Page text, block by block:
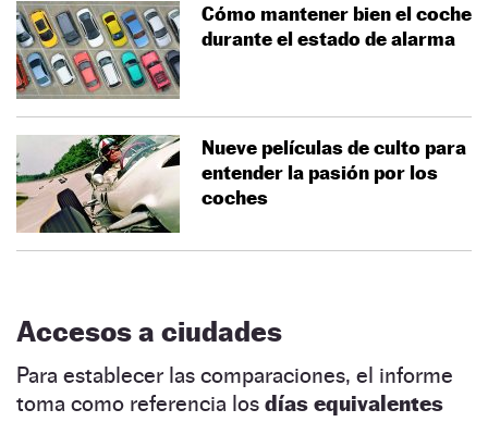
Cómo mantener bien el coche
durante el estado de alarma
Nueve películas de culto para
entender la pasión por los
coches
Accesos a ciudades
Para establecer las comparaciones, el informe
toma como referencia los días equivalentes